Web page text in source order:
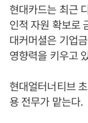
현대카드는 최근
인적 자원 확보로
대커머셜은 기업
영향력을 키우고
현대얼터너티브
용 전무가 맡는다.